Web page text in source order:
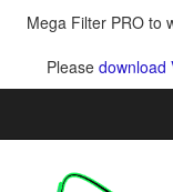
Mega Filter PRO to
Please download